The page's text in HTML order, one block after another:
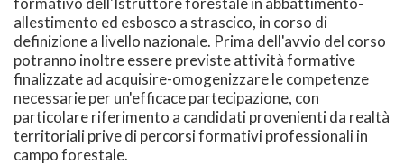
allestimento ed esbosco a strascico, in corso di
definizione a livello nazionale. Prima dell'avvio del corso
potranno inoltre essere previste attività formative
finalizzate ad acquisire-omogenizzare le competenze
necessarie per un'efficace partecipazione, con
particolare riferimento a candidati provenienti da realtà
territoriali prive di percorsi formativi professionali in
campo forestale.